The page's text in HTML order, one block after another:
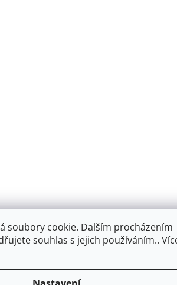
soubory cookie. Dalším procházením
souhlas s jejich používáním..